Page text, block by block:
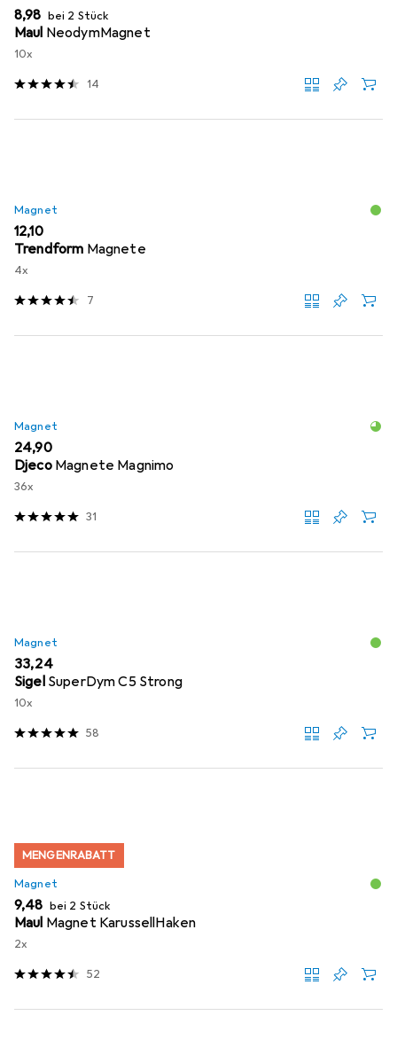
EUR
8,98 bei 2 Stück
Maul NeodymMagnet
10x
14
Magnet
EUR
12,10
Trendform Magnete
4x
7
Magnet
EUR
24,90
Djeco Magnete Magnimo
36x
31
Magnet
EUR
33,24
Sigel SuperDym C5 Strong
10x
58
MENGENRABATT
Magnet
EUR
9,48 bei 2 Stück
Maul Magnet KarussellHaken
2x
52